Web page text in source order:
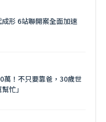
形 6站聯開案全面加速
萬！不只要靠爸，30歲世
忙」